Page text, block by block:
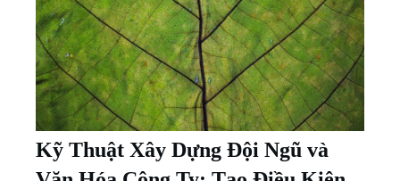
Kỹ Thuật Xây Dựng Đội ⁢Ngũ và